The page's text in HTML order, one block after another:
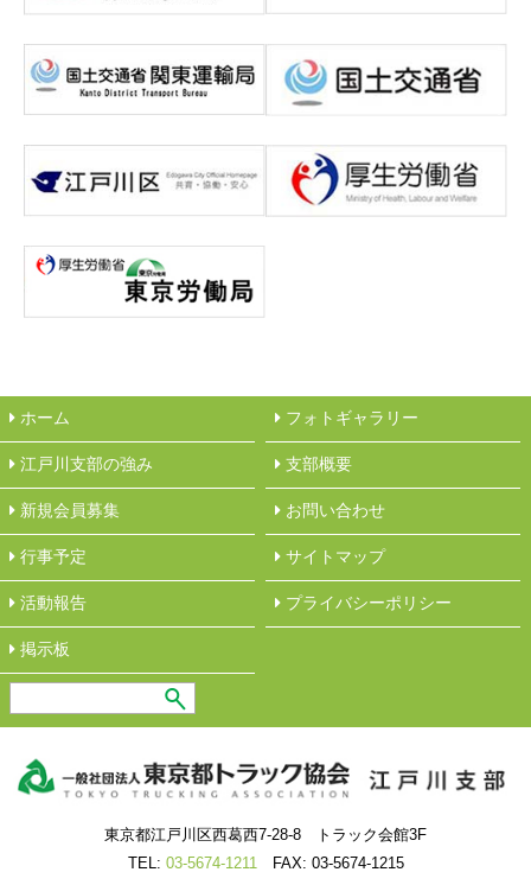
ホーム
江戸川支部の強み
新規会員募集
行事予定
活動報告
︎掲示板
フォトギャラリー
︎支部概要
︎お問い合わせ
サイトマップ
︎プライバシーポリシー
東京都江戸川区西葛西7-28-8 トラック会館3F
TEL: 03-5674-1211 FAX: 03-5674-1215